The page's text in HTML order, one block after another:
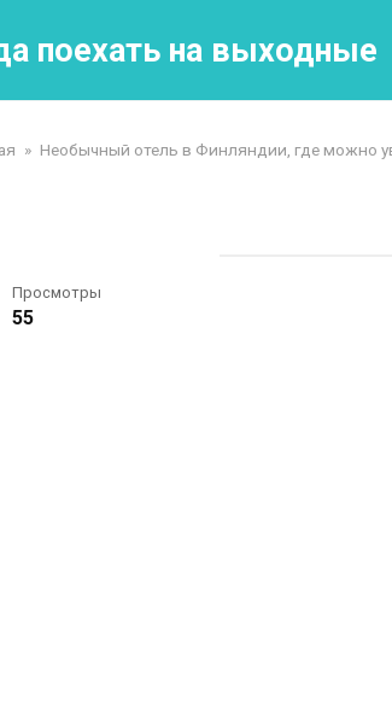
поехать на выходные
» Необычный отель в Финляндии, где можно
Просмотры
55